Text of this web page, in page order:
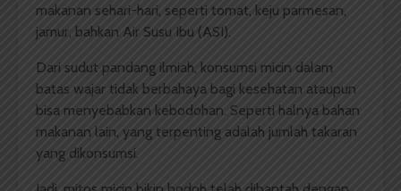
makanan sehari-hari, seperti tomat, keju parmesan,
jamur, bahkan Air Susu Ibu (ASI).
Dari sudut pandang ilmiah, konsumsi micin dalam
batas wajar tidak berbahaya bagi kesehatan ataupun
bisa menyebabkan kebodohan. Seperti halnya bahan
makanan lain, yang terpenting adalah jumlah takaran
yang dikonsumsi.